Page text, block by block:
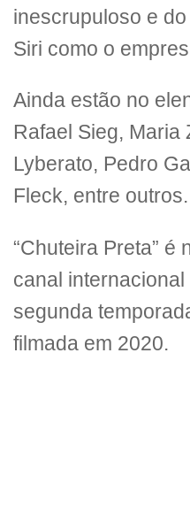
inescrupuloso e
Siri como o
Ainda estão no
Rafael Sieg, Maria
Lyberato, Pedro
Fleck, entre outros.
“Chuteira Preta” é
canal
segunda
filmada em 2020.